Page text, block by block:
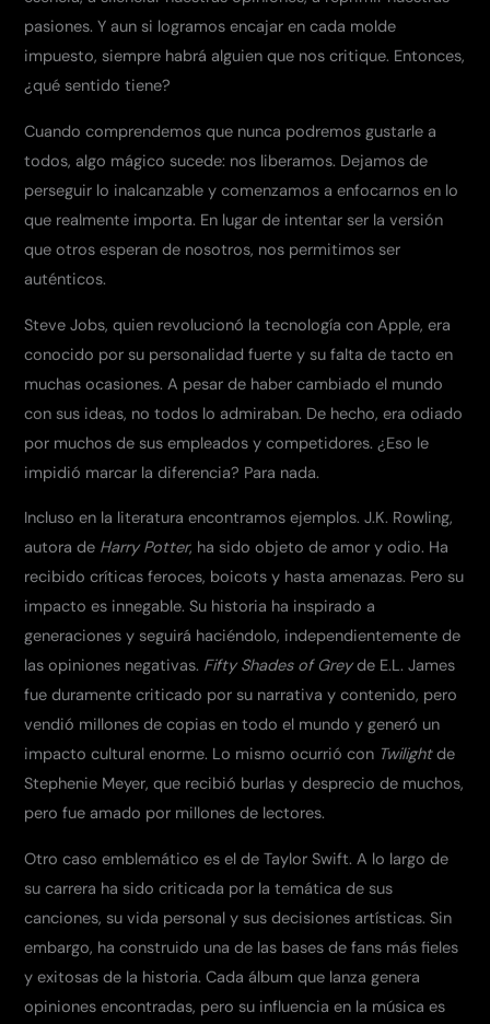
pasiones. Y aun si logramos encajar en cada molde
impuesto, siempre habrá alguien que nos critique. Entonces,
¿qué sentido tiene?
Cuando comprendemos que nunca podremos gustarle a
todos, algo mágico sucede: nos liberamos. Dejamos de
perseguir lo inalcanzable y comenzamos a enfocarnos en lo
que realmente importa. En lugar de intentar ser la versión
que otros esperan de nosotros, nos permitimos ser
auténticos.
Steve Jobs, quien revolucionó la tecnología con Apple, era
conocido por su personalidad fuerte y su falta de tacto en
muchas ocasiones. A pesar de haber cambiado el mundo
con sus ideas, no todos lo admiraban. De hecho, era odiado
por muchos de sus empleados y competidores. ¿Eso le
impidió marcar la diferencia? Para nada.
Incluso en la literatura encontramos ejemplos. J.K. Rowling,
autora de Harry Potter, ha sido objeto de amor y odio. Ha
recibido críticas feroces, boicots y hasta amenazas. Pero su
impacto es innegable. Su historia ha inspirado a
generaciones y seguirá haciéndolo, independientemente de
las opiniones negativas. Fifty Shades of Greyde E.L. James
fue duramente criticado por su narrativa y contenido, pero
vendió millones de copias en todo el mundo y generó un
impacto cultural enorme. Lo mismo ocurrió con Twilightde
Stephenie Meyer, que recibió burlas y desprecio de muchos,
pero fue amado por millones de lectores.
Otro caso emblemático es el de Taylor Swift. A lo largo de
su carrera ha sido criticada por la temática de sus
canciones, su vida personal y sus decisiones artísticas. Sin
embargo, ha construido una de las bases de fans más fieles
y exitosas de la historia. Cada álbum que lanza genera
opiniones encontradas, pero su influencia en la música es